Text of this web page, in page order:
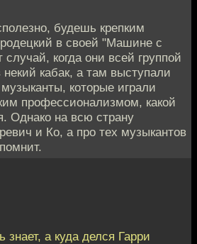
будешь крепким
в своей "Машине с
когда они всей группой
кабак, а там выступали
которые играли
профессионализмом, какой
Однако на всю страну
и Ко, а про тех музыкантов
знает, а куда делся Гарри